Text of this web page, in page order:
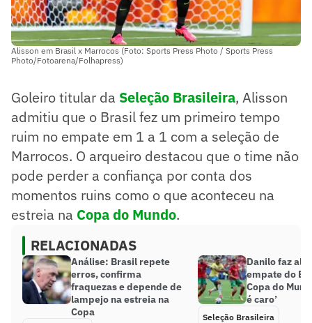
Alisson em Brasil x Marrocos (Foto: Sports Press Photo / Sports Press
Photo/Fotoarena/Folhapress)
Goleiro titular da Seleção Brasileira, Alisson
admitiu que o Brasil fez um primeiro tempo
ruim no empate em 1 a 1 com a seleção de
Marrocos. O arqueiro destacou que o time não
pode perder a confiança por conta dos
momentos ruins como o que aconteceu na
estreia na Copa do Mundo.
RELACIONADAS
Análise: Brasil repete
erros, confirma
fraquezas e depende de
lampejo na estreia na
Copa
Danilo faz
empate do
Copa do
é caro’
Seleção Brasileira